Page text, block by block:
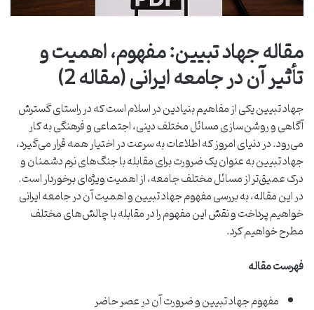
مقاله جهاد تبیین: مفهوم، اهمیت و
تأثیر آن در جامعه ایرانی (مقاله 2)
جهاد تبیین یکی از مفاهیم بنیادین در اسلام است که در راستای گسترش
آگاهی و روشن‌سازی مسائل مختلف دینی، اجتماعی و فرهنگی به کار
می‌رود. در دنیای امروز که اطلاعات به سرعت در اختیار همه قرار می‌گیرد،
جهاد تبیین به عنوان یک ضرورت برای مقابله با جنگ‌های نرم دشمنان و
درک عمیق‌تر از مسائل مختلف جامعه، از اهمیت ویژه‌ای برخوردار است.
در این مقاله، به بررسی مفهوم جهاد تبیین و اهمیت آن در جامعه ایرانی
خواهیم پرداخت و نقش این مفهوم را در مقابله با چالش‌های مختلف
مطرح خواهیم کرد.
فهرست مقاله
مفهوم جهاد تبیین و ضرورت آن در عصر حاضر